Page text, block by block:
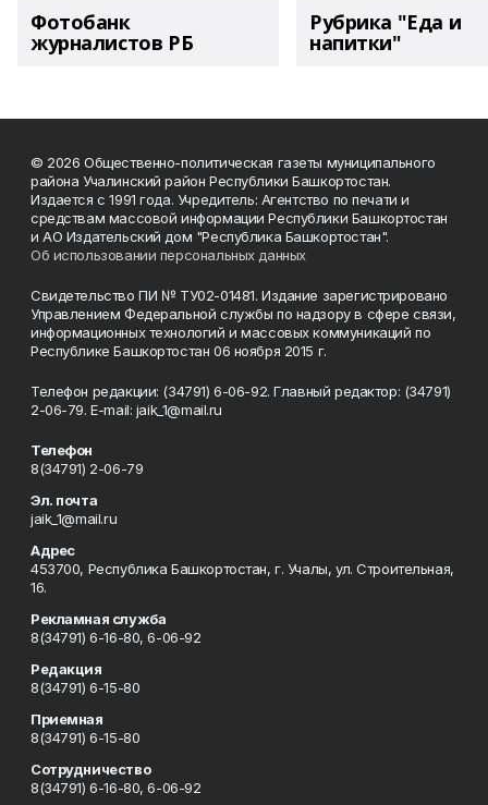
Фотобанк
журналистов РБ
Рубрика "Еда и
напитки"
© 2026 Общественно-политическая газеты муниципального
района Учалинский район Республики Башкортостан.
Издается с 1991 года. Учредитель: Агентство по печати и
средствам массовой информации Республики Башкортостан
и АО Издательский дом "Республика Башкортостан".
Об использовании персональных данных
Свидетельство ПИ № ТУ02-01481. Издание зарегистрировано
Управлением Федеральной службы по надзору в сфере связи,
информационных технологий и массовых коммуникаций по
Республике Башкортостан 06 ноября 2015 г.
Телефон редакции: (34791) 6-06-92. Главный редактор: (34791)
2-06-79. Е-mаil: jaik_1@mail.ru
Телефон
8(34791) 2-06-79
Эл. почта
jaik_1@mail.ru
Адрес
453700, Республика Башкортостан, г. Учалы, ул. Строительная,
16.
Рекламная служба
8(34791) 6-16-80, 6-06-92
Редакция
8(34791) 6-15-80
Приемная
8(34791) 6-15-80
Сотрудничество
8(34791) 6-16-80, 6-06-92